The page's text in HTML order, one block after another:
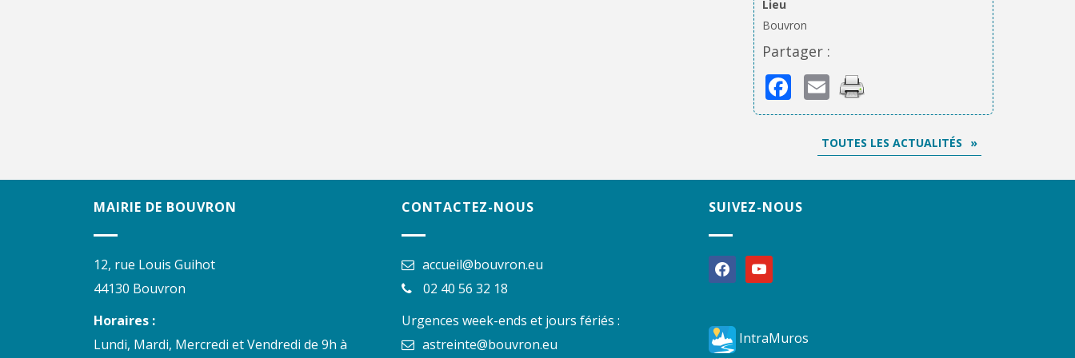
Lieu
Bouvron
Partager :
Facebook
Email
TOUTES LES ACTUALITÉS
MAIRIE DE BOUVRON
12, rue Louis Guihot
44130 Bouvron
Horaires :
Lundi, Mardi, Mercredi et Vendredi de 9h à
CONTACTEZ-NOUS
accueil@bouvron.eu
02 40 56 32 18
Urgences week-ends et jours fériés :
astreinte@bouvron.eu
SUIVEZ-NOUS
facebookyoutube
IntraMuros